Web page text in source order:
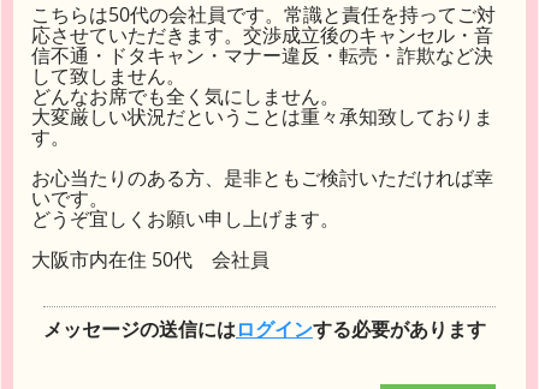
こちらは50代の会社員です。常識と責任を持ってご対
応させていただきます。交渉成立後のキャンセル・音
信不通・ドタキャン・マナー違反・転売・詐欺など決
して致しません。
どんなお席でも全く気にしません。
大変厳しい状況だということは重々承知致しておりま
す。
お心当たりのある方、是非ともご検討いただければ幸
いです。
どうぞ宜しくお願い申し上げます。
大阪市内在住 50代 会社員
メッセージの送信にはログインする必要があります